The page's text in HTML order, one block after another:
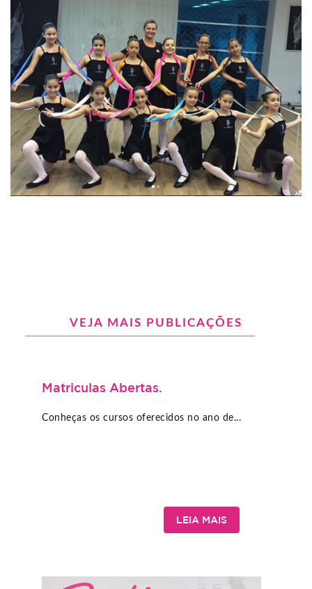
VEJA MAIS PUBLICAÇÕES
Matriculas Abertas.
Conheças os cursos oferecidos no ano de...
LEIA MAIS